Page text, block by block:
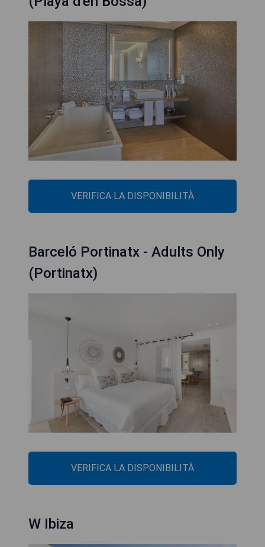
VERIFICA LA DISPONIBILITÀ
Barceló Portinatx - Adults Only
(Portinatx)
VERIFICA LA DISPONIBILITÀ
W Ibiza